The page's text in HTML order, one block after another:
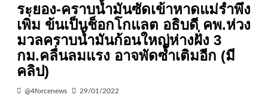
ระยอง-คราบน้ำมันซัดเข้าหาดแม่รำพึง
เพิ่ม ข้นเป็นช็อกโกแลต อธิบดี คพ.ห่วง
มวลคราบน้ำมันก้อนใหญ่ห่างฝั่ง 3
กม.คลื่นลมแรง อาจพัดซ้ำเติมอีก (มี
คลิป)
@4forcenews 29/01/2022